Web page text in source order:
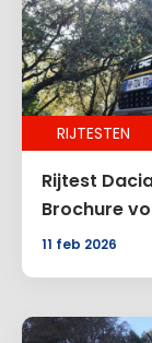
Alternative:
RIJTESTEN
Rijtest
Brochure
11 feb 2026